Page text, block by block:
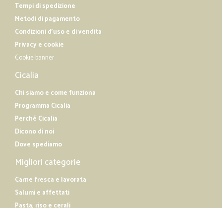
Tempi di spedizione
Metodi di pagamento
Condizioni d'uso e di vendita
Privacy e cookie
Cookie banner
Cicalia
Chi siamo e come funziona
Programma Cicalia
Perché Cicalia
Dicono di noi
Dove spediamo
Migliori categorie
Carne fresca e lavorata
Salumi e affettati
Pasta, riso e cerali